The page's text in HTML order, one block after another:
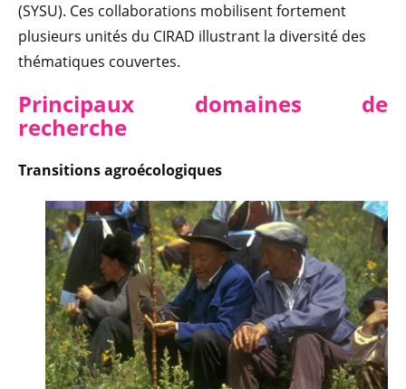
(SYSU). Ces collaborations mobilisent fortement
plusieurs unités du CIRAD illustrant la diversité des
thématiques couvertes.
Principaux domaines de
recherche
Transitions agroécologiques